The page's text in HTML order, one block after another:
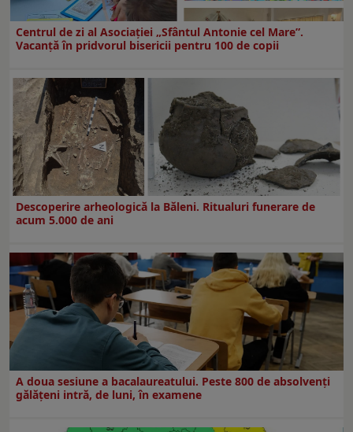
Centrul de zi al Asociației „Sfântul Antonie cel Mare”.
Vacanță în pridvorul bisericii pentru 100 de copii
Descoperire arheologică la Băleni. Ritualuri funerare de
acum 5.000 de ani
A doua sesiune a bacalaureatului. Peste 800 de absolvenţi
gălăţeni intră, de luni, în examene